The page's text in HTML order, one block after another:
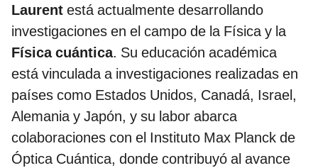
Laurent está actualmente desarrollando
investigaciones en el campo de la Física y la
Física cuántica. Su educación académica
está vinculada a investigaciones realizadas en
países como Estados Unidos, Canadá, Israel,
Alemania y Japón, y su labor abarca
colaboraciones con el Instituto Max Planck de
Óptica Cuántica, donde contribuyó al avance